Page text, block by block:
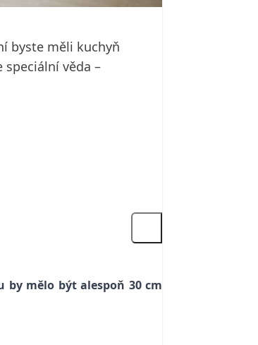
byste měli kuchyň
věda –
by mělo být alespoň 30 cm